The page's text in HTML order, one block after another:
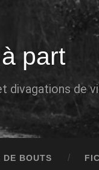
part
de
DE BOUTS